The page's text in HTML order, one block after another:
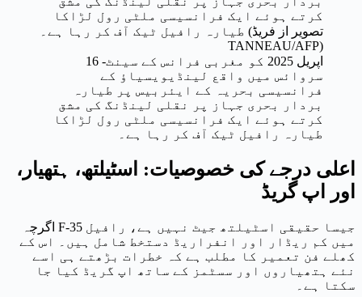
16 اپریل 2025 کو مغربی فرانس کے سینٹ-
سروائس میں واقع لینڈیویسیاؤ کے
فرانسیسی بحریہ کے ایئربیس پر طیارہ
بردار بحری جہاز پر نقلی لینڈنگ کی مشق
کرتے ہوئے ایک فرانسیسی ملٹی رول لڑاکا
طیارہ رافیل ٹیک آف کر رہا ہے۔
اعلی درجے کی خصوصیات: اسٹیلتھ، ہتھیار،
اور اپ گریڈ
اگرچہ F-35 جیسا حقیقی اسٹیلتھ جیٹ نہیں ہے، رافیل
میں کم ریڈار اور انفراریڈ دستخط شامل ہیں۔ اس کے
کھلے فن تعمیر کا مطلب ہے کہ خطرات بڑھتے ہی اسے
نئے ہتھیاروں اور سسٹمز کے ساتھ اپ گریڈ کیا جا
سکتا ہے۔